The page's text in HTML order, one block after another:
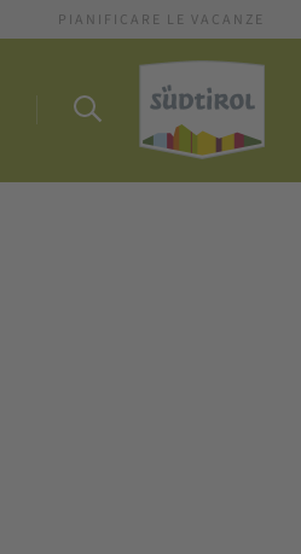
PIANIFICARE LE VACANZE